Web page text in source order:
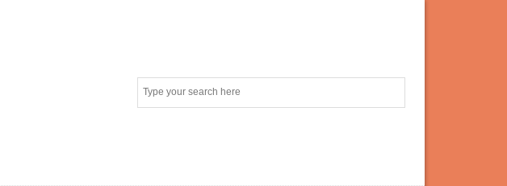
e